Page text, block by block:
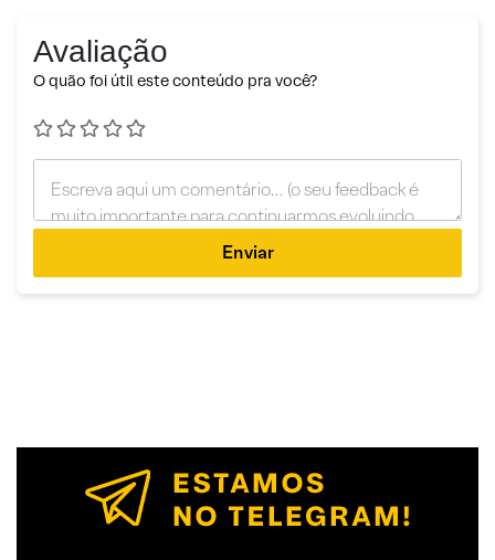
Avaliação
O quão foi útil este conteúdo pra você?
Enviar